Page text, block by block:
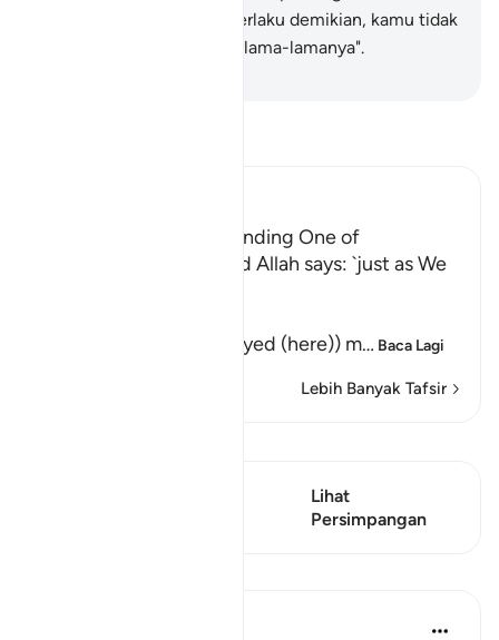
Their awakening and sending One of
Themselves to buy Food Allah says: `just as We
(How long have you stayed (here)) m… Baca Lagi
Lebih Banyak Tafsir
Lihat
Persimpangan
(secara paksa); dan jika berlaku demikian, kamu tidak
sekali-kali akan berjaya selama-lamanya".